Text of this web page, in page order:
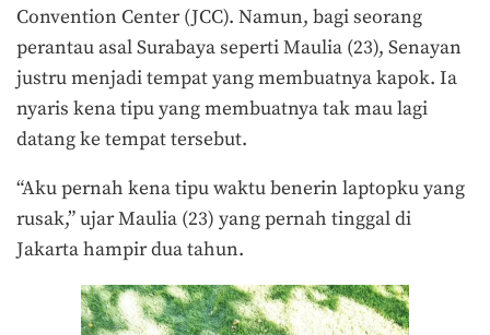
Convention Center (JCC). Namun, bagi seorang
perantau asal Surabaya seperti Maulia (23), Senayan
justru menjadi tempat yang membuatnya kapok. Ia
nyaris kena tipu yang membuatnya tak mau lagi
datang ke tempat tersebut.
“Aku pernah kena tipu waktu benerin laptopku yang
rusak,” ujar Maulia (23) yang pernah tinggal di
Jakarta hampir dua tahun.